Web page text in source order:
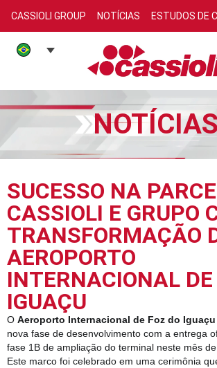
CASSIOLI GROUP NOTÍCIAS ESTUDOS DE
NOTÍCIAS
SUCESSO NA
CASSIOLI E GRUPO
TRANSFORMAÇÃO
AEROPORTO
INTERNACIONAL DE
IGUAÇU
O Aeroporto Internacional de Foz do Iguaçu
nova fase de desenvolvimento com a entrega
fase 1B de ampliação do terminal neste mês
Este marco foi celebrado em uma cerimônia